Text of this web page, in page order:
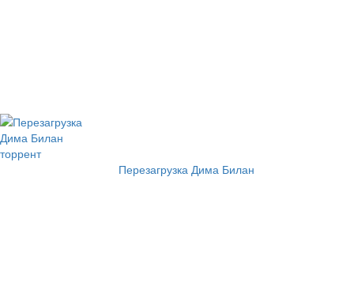
Перезагрузка Дима Билан